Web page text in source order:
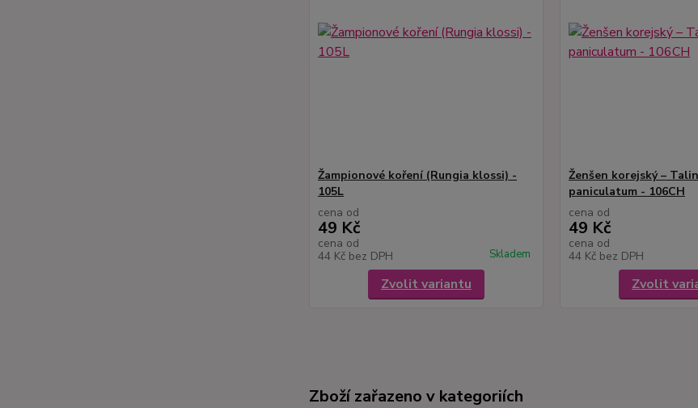
Žampionové koření (Rungia klossi) -
105L
cena od
49 Kč
cena od
44 Kč bez DPH Skladem
Zvolit variantu
Ženšen korejský –
paniculatum - 106CH
cena od
49 Kč
cena od
44 Kč bez DPH
Zvolit
Zboží zařazeno v kategoriích